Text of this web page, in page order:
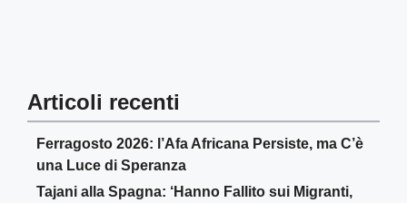
Articoli recenti
Ferragosto 2026: l’Afa Africana Persiste, ma C’è
una Luce di Speranza
Tajani alla Spagna: ‘Hanno Fallito sui Migranti,